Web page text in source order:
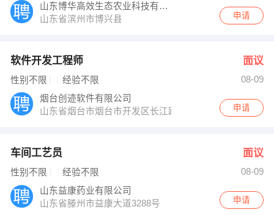
山东博华高效生态农业科技有限公司
山东省滨州市博兴县
申请
软件开发工程师 面议
性别不限 经验不限
08-09
烟台创迹软件有限公司
山东省烟台市烟台市开发区长江路28号华新国际大厦
申请
车间工艺员 面议
性别不限 经验不限
08-09
山东益康药业有限公司
山东省滕州市益康大道3288号
申请